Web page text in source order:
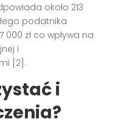
około 213
podatnika
000 zł co wpływa na
i
[2].
i